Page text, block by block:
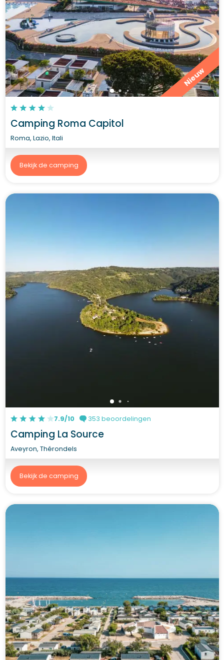
Nieuw
Camping Roma Capitol
Roma, Lazio, Itali
Bekijk de camping
7.9/10 353 beoordelingen
Camping La Source
Aveyron, Thérondels
Bekijk de camping